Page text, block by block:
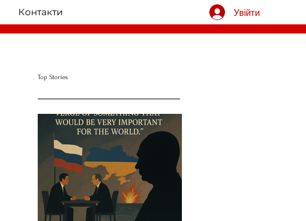
Контакти Увійти
Top Stories